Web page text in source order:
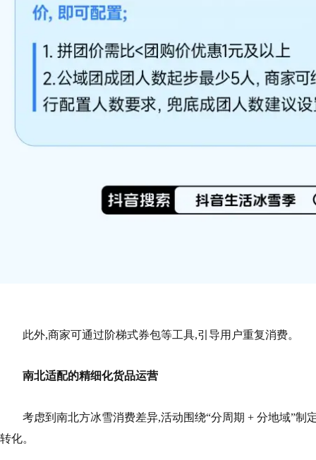
此外,商家可通过阶梯式券包等工具,引导用户重复消费。
南北适配的精细化货品运营
考虑到南北方冰雪消费差异,活动围绕“分周期 + 分地域”制
转化。